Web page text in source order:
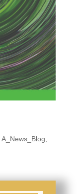
A_News_Blog,